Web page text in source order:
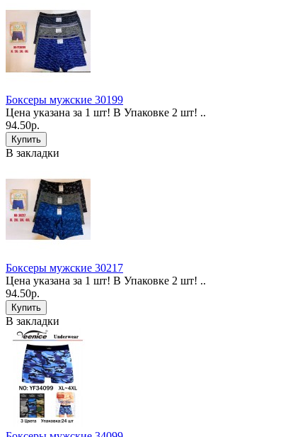
Боксеры мужские 30199
Цена указана за 1 шт! В Упаковке 2 шт! ..
94.50р.
В закладки
Боксеры мужские 30217
Цена указана за 1 шт! В Упаковке 2 шт! ..
94.50р.
В закладки